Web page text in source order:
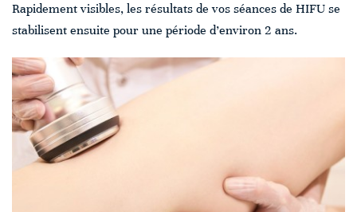
Rapidement visibles, les résultats de vos séances de HIFU se
stabilisent ensuite pour une période d’environ 2 ans.